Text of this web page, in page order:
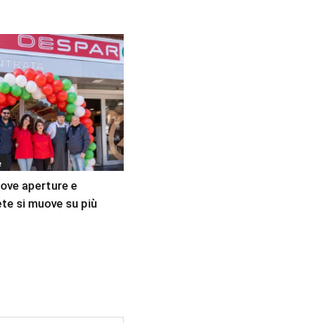
aperture e
si muove su più